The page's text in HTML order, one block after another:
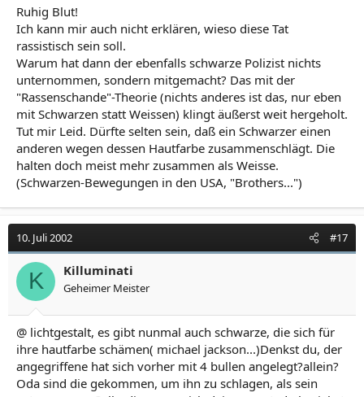
Ruhig Blut!
Ich kann mir auch nicht erklären, wieso diese Tat
rassistisch sein soll.
Warum hat dann der ebenfalls schwarze Polizist nichts
unternommen, sondern mitgemacht? Das mit der
"Rassenschande"-Theorie (nichts anderes ist das, nur eben
mit Schwarzen statt Weissen) klingt äußerst weit hergeholt.
Tut mir Leid. Dürfte selten sein, daß ein Schwarzer einen
anderen wegen dessen Hautfarbe zusammenschlägt. Die
halten doch meist mehr zusammen als Weisse.
(Schwarzen-Bewegungen in den USA, "Brothers...")
10. Juli 2002 #17
K Killuminati
Geheimer Meister
@ lichtgestalt, es gibt nunmal auch schwarze, die sich für
ihre hautfarbe schämen( michael jackson...)Denkst du, der
angegriffene hat sich vorher mit 4 bullen angelegt?allein?
Oda sind die gekommen, um ihn zu schlagen, als sein